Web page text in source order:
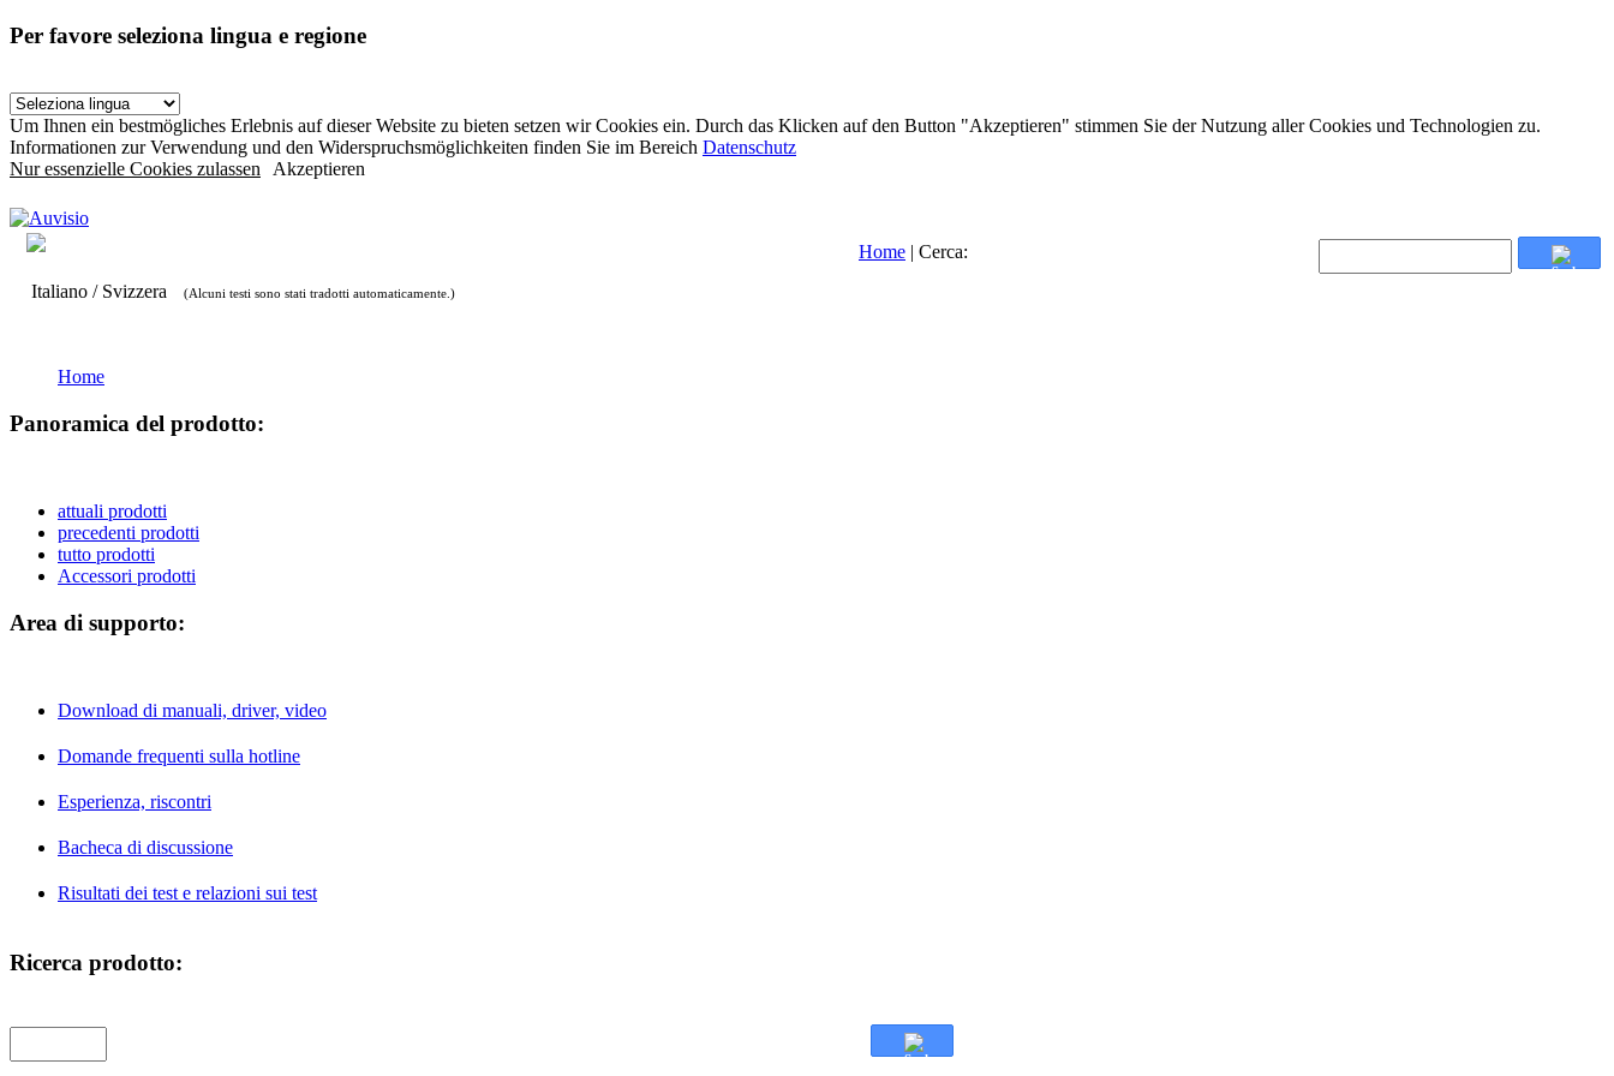
Per favore seleziona lingua e regione
Um Ihnen ein bestmögliches Erlebnis auf dieser Website zu bieten setzen wir Cookies ein. Durch das Klicken auf den Button "Akzeptieren" stimmen Sie der Nutzung aller Cookies und Technologien zu.
Informationen zur Verwendung und den Widerspruchsmöglichkeiten finden Sie im Bereich Datenschutz
Nur essenzielle Cookies zulassen Akzeptieren
Italiano / Svizzera (Alcuni testi sono stati tradotti automaticamente.)
Home | Cerca:
Home
Panoramica del prodotto:
attuali prodotti
precedenti prodotti
tutto prodotti
Accessori prodotti
Area di supporto:
Download di manuali, driver, video
Domande frequenti sulla hotline
Esperienza, riscontri
Bacheca di discussione
Risultati dei test e relazioni sui test
Ricerca prodotto: